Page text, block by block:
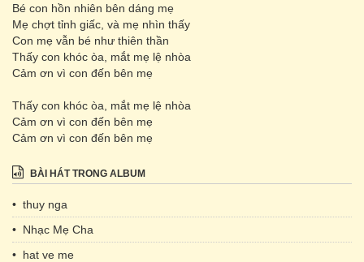
Bé con hồn nhiên bên dáng mẹ
Mẹ chợt tỉnh giấc, và mẹ nhìn thấy
Con mẹ vẫn bé như thiên thần
Thấy con khóc òa, mắt mẹ lệ nhòa
Cảm ơn vì con đến bên mẹ
Thấy con khóc òa, mắt mẹ lệ nhòa
Cảm ơn vì con đến bên mẹ
Cảm ơn vì con đến bên mẹ
BÀI HÁT TRONG ALBUM
• thuy nga
• Nhạc Mẹ Cha
• hat ve me